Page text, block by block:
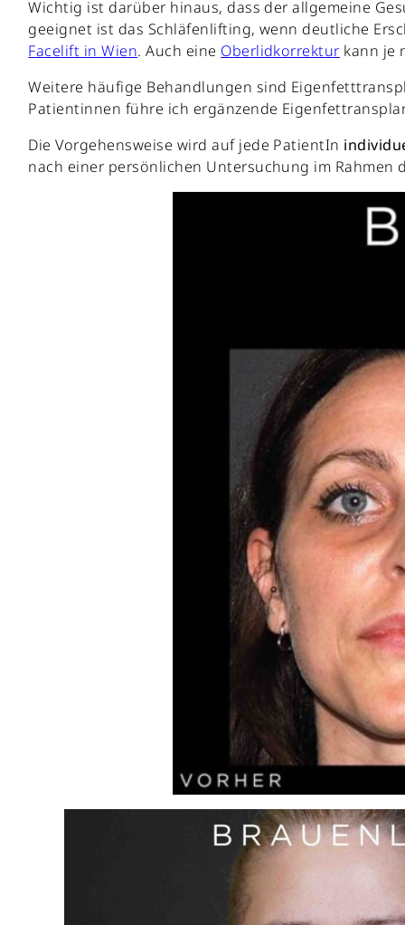
Wichtig ist darüber hinaus, dass der allgemeine
geeignet ist das Schläfenlifting, wenn deutliche
Facelift in Wien. Auch eine Oberlidkorrektur kann je
Weitere häufige Behandlungen sind
Patientinnen führe ich ergänzende
Die Vorgehensweise wird auf jede PatientIn
nach einer persönlichen Untersuchung im Rahmen